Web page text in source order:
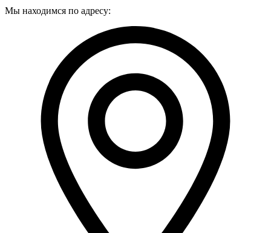
Мы находимся по адресу: